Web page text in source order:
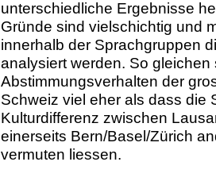
unterschiedliche Ergebnisse
Gründe sind vielschichtig und
innerhalb der Sprachgruppen
analysiert werden. So gleichen
Abstimmungsverhalten der
Schweiz viel eher als dass die
Kulturdifferenz zwischen
einerseits Bern/Basel/Zürich
vermuten liessen.